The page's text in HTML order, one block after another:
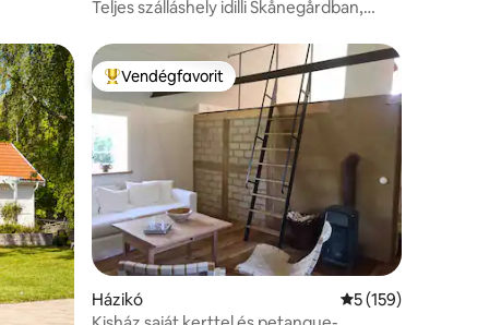
Teljes szálláshely idilli Skånegårdban,
Kiemelt vendégfavorit
Vendégfavorit
Házikó Átlagos értékelés:
5 (159)